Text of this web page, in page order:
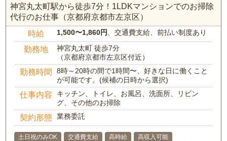
神宮丸太町駅から徒歩7分！1LDKマンションでのお掃除
代行のお仕事（京都府京都市左京区）
時給 1,500〜1,860円 、交通費支給、前払い制度あり
勤務地
神宮丸太町 徒歩7分
（京都府京都市左京区付近）
勤務時間
8時～20時の間で1時間〜、好きな日に働くこと
が可能です。(候補の日時から選択)
仕事内容
キッチン、トイレ、お風呂、洗面所、リビン
グ、その他のお掃除
契約形態 業務委託
土日祝のみOK 交通費支給 高時給
高収入可能